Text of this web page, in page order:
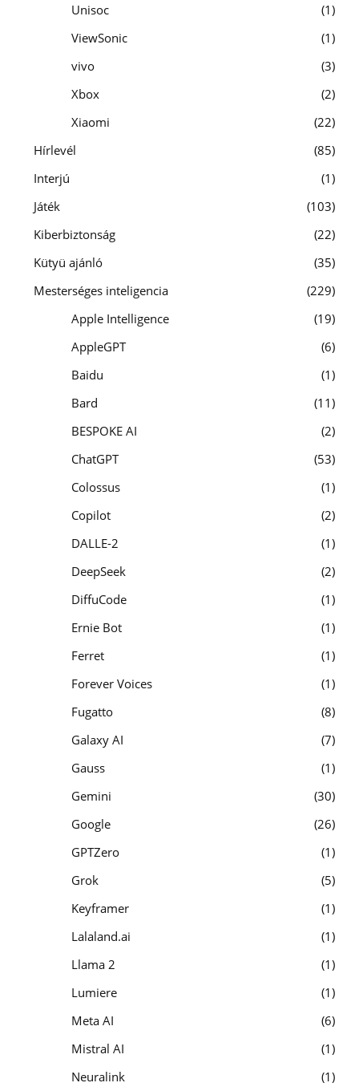
Unisoc
1
ViewSonic
1
vivo
3
Xbox
2
Xiaomi
22
Hírlevél
85
Interjú
1
Játék
103
Kiberbiztonság
22
Kütyü ajánló
35
Mesterséges inteligencia
229
Apple Intelligence
19
AppleGPT
6
Baidu
1
Bard
11
BESPOKE AI
2
ChatGPT
53
Colossus
1
Copilot
2
DALLE-2
1
DeepSeek
2
DiffuCode
1
Ernie Bot
1
Ferret
1
Forever Voices
1
Fugatto
8
Galaxy AI
7
Gauss
1
Gemini
30
Google
26
GPTZero
1
Grok
5
Keyframer
1
Lalaland.ai
1
Llama 2
1
Lumiere
1
Meta AI
6
Mistral AI
1
Neuralink
1